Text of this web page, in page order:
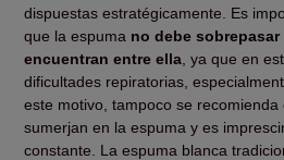
dispuestas estratégicamente. Es
que la espuma no debe
encuentran entre ella, ya que en
dificultades repiratorias,
este motivo, tampoco se recomienda
sumerjan en la espuma y es
constante. La espuma blanca